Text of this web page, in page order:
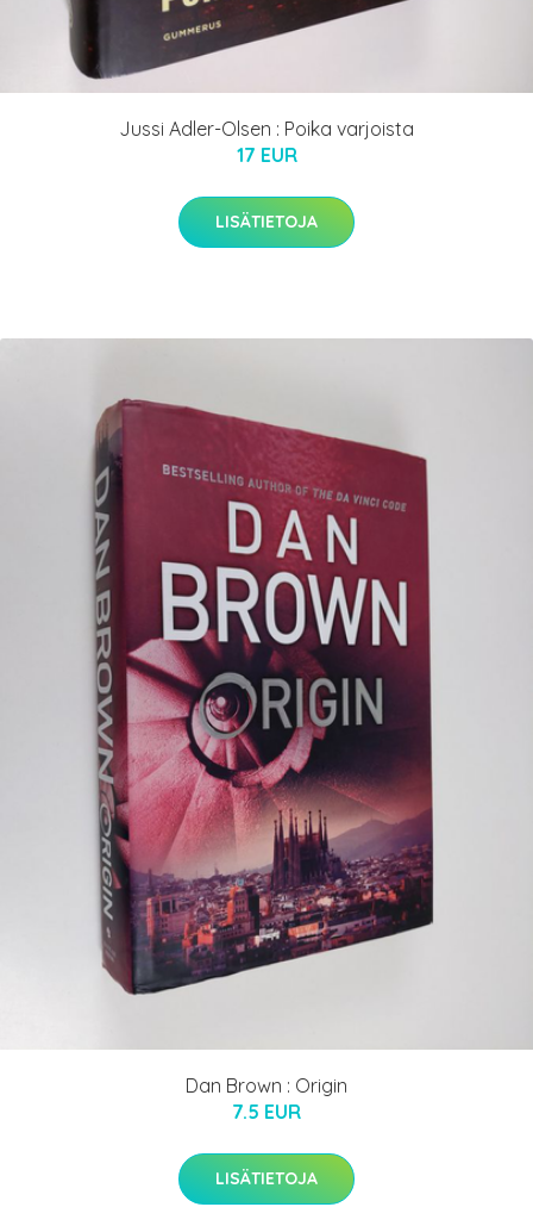
Jussi Adler-Olsen : Poika varjoista
17 EUR
LISÄTIETOJA
Dan Brown : Origin
7.5 EUR
LISÄTIETOJA